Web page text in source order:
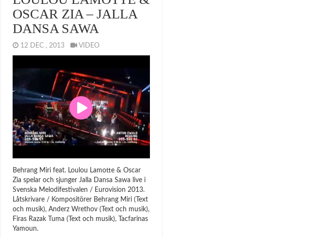
OSCAR ZIA – JALLA
DANSA SAWA
12 DEC , 2013 VIDEO
Behrang Miri feat. Loulou Lamotte & Oscar
Zia spelar och sjunger Jalla Dansa Sawa live i
Svenska Melodifestivalen / Eurovision 2013.
Låtskrivare / Kompositörer Behrang Miri (Text
och musik), Anderz Wrethov (Text och musik),
Firas Razak Tuma (Text och musik), Tacfarinas
Yamoun.